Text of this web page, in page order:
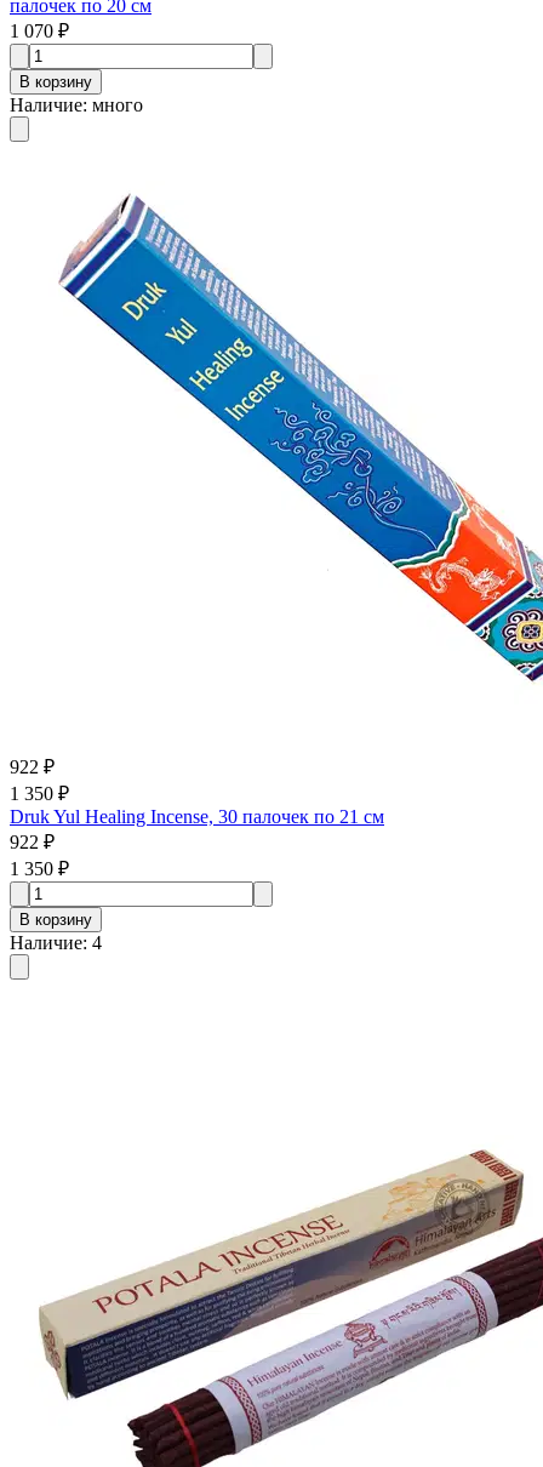
палочек по 20 см
1 070 ₽
В корзину
Наличие: много
922 ₽
1 350 ₽
Druk Yul Healing Incense, 30 палочек по 21 см
922 ₽
1 350 ₽
В корзину
Наличие: 4